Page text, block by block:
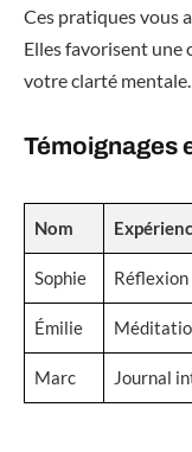
Ces pratiques vous
Elles favorisent
votre clarté mentale.
Témoignages
Nom
Sophie
Émilie
Marc Journal